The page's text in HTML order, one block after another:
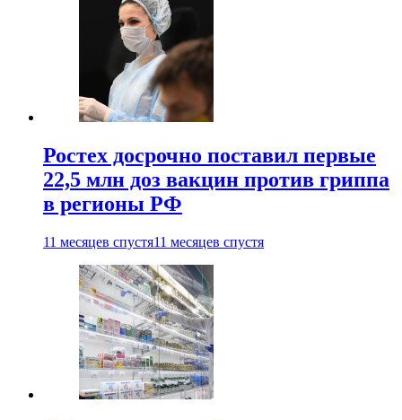
Ростех досрочно поставил первые
22,5 млн доз вакцин против гриппа
в регионы РФ
11 месяцев спустя11 месяцев спустя